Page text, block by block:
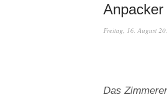
Freitag, 16. August
Das